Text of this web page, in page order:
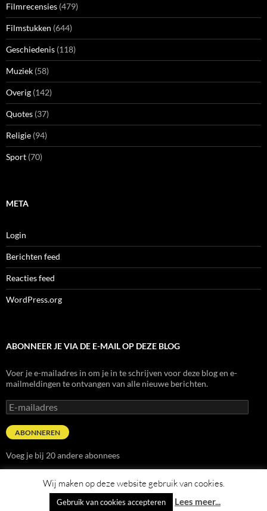
Filmrecensies (479)
Filmstukken (644)
Geschiedenis (118)
Muziek (58)
Overig (142)
Quotes (37)
Religie (94)
Sport (70)
META
Login
Berichten feed
Reacties feed
WordPress.org
ABONNEER JE VIA DE E-MAIL OP DEZE BLOG
Voer je e-mailadres in om je in te schrijven voor deze blog en e-
mailmeldingen te ontvangen van alle nieuwe berichten.
E-
mailadres
ABONNEREN
Voeg je bij 20 andere abonnees
Ondersteund door WordPress
Wij maken op deze website gebruik van cookies.
Gebruik van cookies accepteren Lees meer...